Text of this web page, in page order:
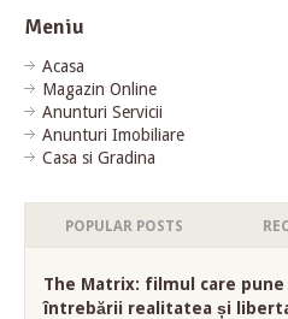
Meniu
Acasa
Magazin Online
Anunturi Servicii
Anunturi Imobiliare
Casa si Gradina
POPULAR POSTS
The Matrix: filmul care pune
întrebării realitatea și